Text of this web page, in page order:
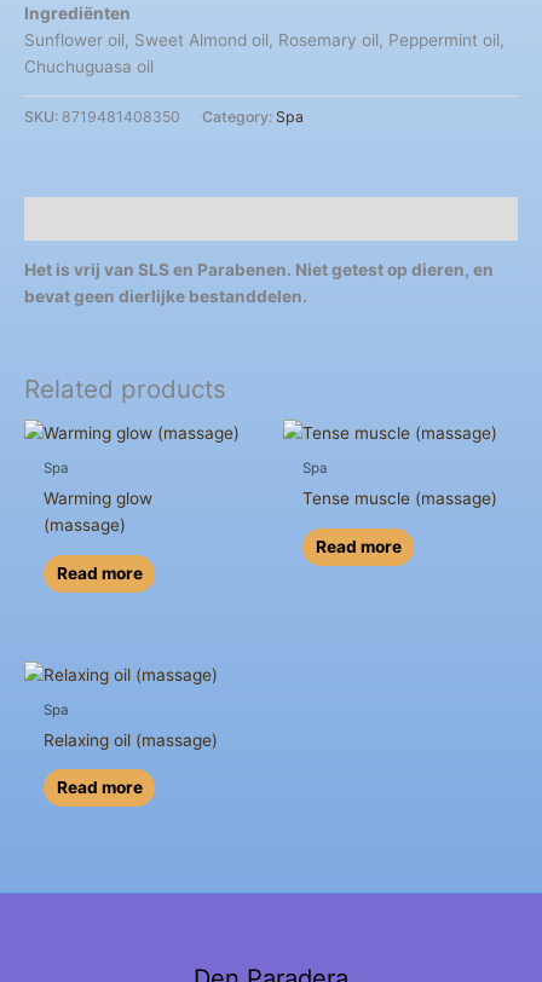
Ingrediënten
Sunflower oil, Sweet Almond oil, Rosemary oil, Peppermint oil,
Chuchuguasa oil
SKU: 8719481408350 Category: Spa
Het is vrij van SLS en Parabenen. Niet getest op dieren, en
bevat geen dierlijke bestanddelen.
Related products
Spa
Warming glow
(massage)
Read more
Spa
Tense muscle (massage)
Read more
Spa
Relaxing oil (massage)
Read more